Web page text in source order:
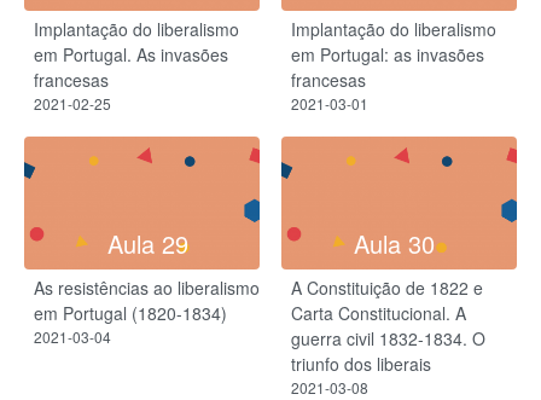
Implantação do liberalismo
em Portugal. As invasões
francesas
2021-02-25
Implantação do liberalismo
em Portugal: as invasões
francesas
2021-03-01
Aula 29
As resistências ao liberalismo
em Portugal (1820-1834)
2021-03-04
Aula 30
A Constituição de 1822 e
Carta Constitucional. A
guerra civil 1832-1834. O
triunfo dos liberais
2021-03-08